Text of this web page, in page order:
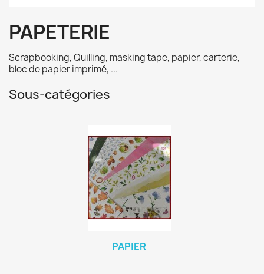
PAPETERIE
Scrapbooking, Quilling, masking tape, papier, carterie,
bloc de papier imprimé, ...
Sous-catégories
PAPIER